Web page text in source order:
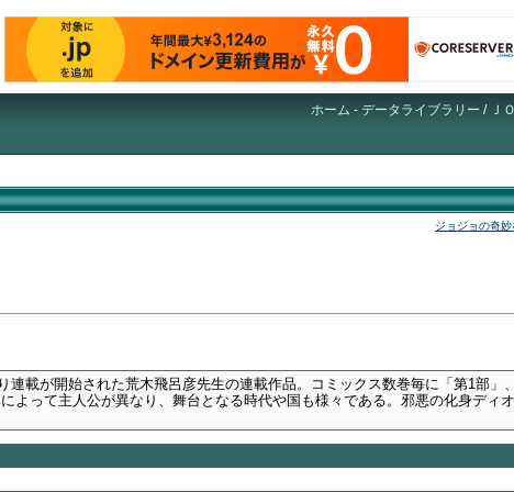
ホーム - データライブラリー / Ｊ
ジョジョの奇
載が開始された荒木飛呂彦先生の連載作品。コミックス数巻毎に「第1部」
よって主人公が異なり、舞台となる時代や国も様々である。邪悪の化身ディ